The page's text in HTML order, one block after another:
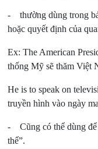
- thường dùng trong
hoặc quyết định của
Ex: The American
thống Mỹ sẽ thăm Việt
He is to speak on
truyền hình vào ngày
- Cũng có thể dùng để
thể”.